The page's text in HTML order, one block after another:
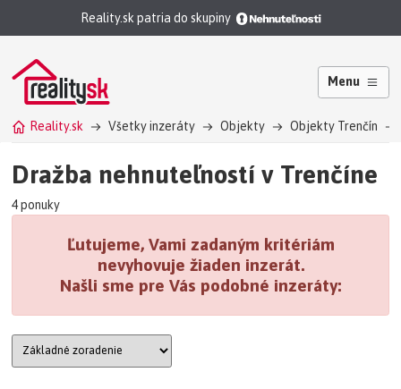
Reality.sk patria do skupiny
Menu
Reality.sk Všetky inzeráty Objekty Objekty Trenčín
Dražba nehnuteľností v Trenčíne
4 ponuky
Ľutujeme, Vami zadaným kritériám
nevyhovuje žiaden inzerát.
Našli sme pre Vás podobné inzeráty: